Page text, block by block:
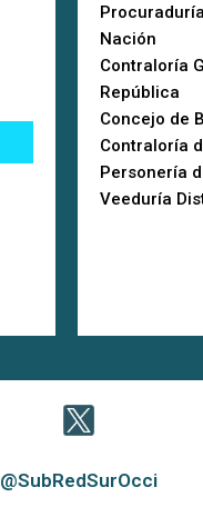
Nación
Contraloría
República
Concejo de
Contraloría
Personería
Veeduría
@SubRedSurOcci